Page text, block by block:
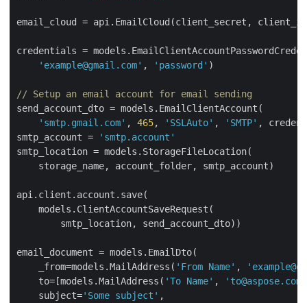
email_cloud = api.EmailCloud(client_secret,
credentials =
'example@gmail.com' , 'password' )
// Setup an email account for email sending
send_account_dto = models.EmailClientAccount(
'smtp.gmail.com' , 465, 'SSLAuto' , 'SMTP' ,
smtp_account =
'smtp.account'
smtp_location = models.StorageFileLocation(
    storage_name, account_folder, smtp_account)
api.client.account.save(
    models.ClientAccountSaveRequest(
        smtp_location, send_account_dto))
email_document = models.EmailDto(
    _from=models.MailAddress(
'From Name' ,
    to=[models.MailAddress(
'To Name' ,
'to@aspose.com'
    subject=
'Some subject' ,